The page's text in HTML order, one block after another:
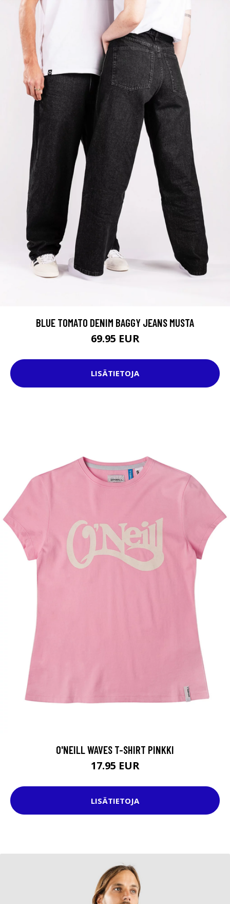
BLUE TOMATO DENIM BAGGY JEANS MUSTA
69.95 EUR
LISÄTIETOJA
O'NEILL WAVES T-SHIRT PINKKI
17.95 EUR
LISÄTIETOJA